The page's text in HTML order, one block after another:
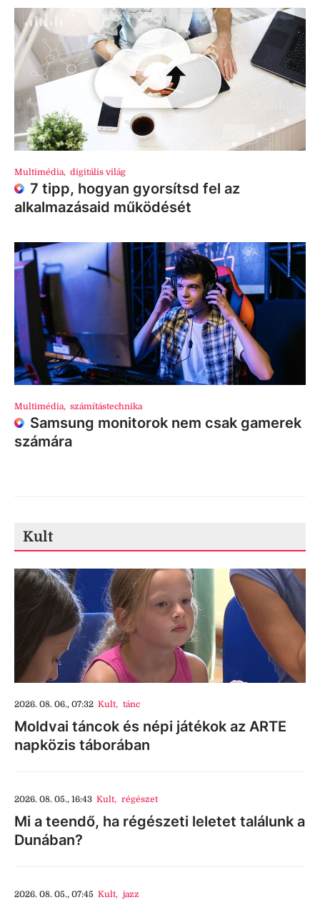
Multimédia, digitális világ
7 tipp, hogyan gyorsítsd fel az
alkalmazásaid működését
Multimédia, számítástechnika
Samsung monitorok nem csak gamerek
számára
Kult
2026. 08. 06., 07:32 Kult, tánc
Moldvai táncok és népi játékok az ARTE
napközis táborában
2026. 08. 05., 16:43 Kult, régészet
Mi a teendő, ha régészeti leletet találunk a
Dunában?
2026. 08. 05., 07:45 Kult, jazz